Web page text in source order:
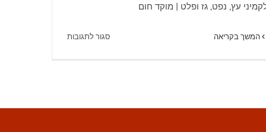
עץ, נפט, גז ופלט | מוקד חום
המשך בקריאה סגור לתגובותעל
מאת